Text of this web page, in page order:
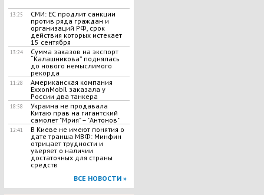
13:25
СМИ: ЕС продлит санкции
против ряда граждан и
организаций РФ, срок
действия которых истекает
15 сентября
13:24
Сумма заказов на экспорт
“Калашникова” поднялась
до нового немыслимого
рекорда
11:28
Американская компания
ExxonMobil заказала у
России два танкера
18:58
Украина не продавала
Китаю прав на гигантский
самолет "Мрия" – "Антонов"
12:41
В Киеве не имеют понятия о
дате транша МВФ: Минфин
отрицает трудности и
уверяет о наличии
достаточных для страны
средств
ВСЕ НОВОСТИ »